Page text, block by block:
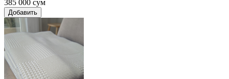
385 000 сум
Добавить